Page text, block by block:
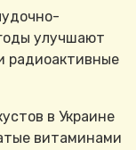
улучшают
радиоактивные
в Украине
витаминами